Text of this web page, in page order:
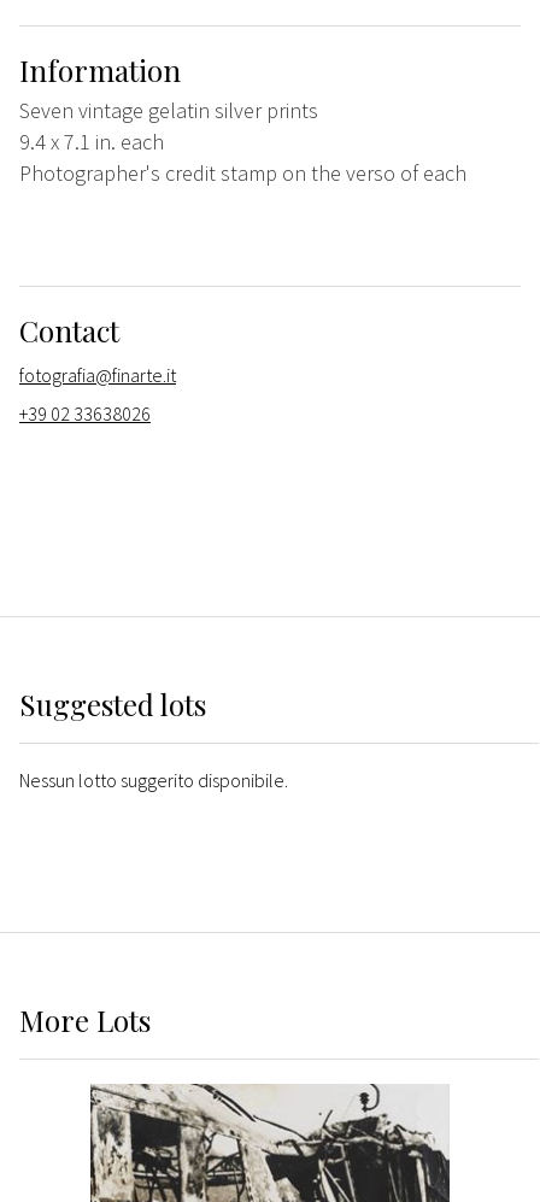
Information
Seven vintage gelatin silver prints
9.4 x 7.1 in. each
Photographer's credit stamp on the verso of each
Contact
fotografia@finarte.it
+39 02 33638026
Suggested lots
Nessun lotto suggerito disponibile.
More Lots